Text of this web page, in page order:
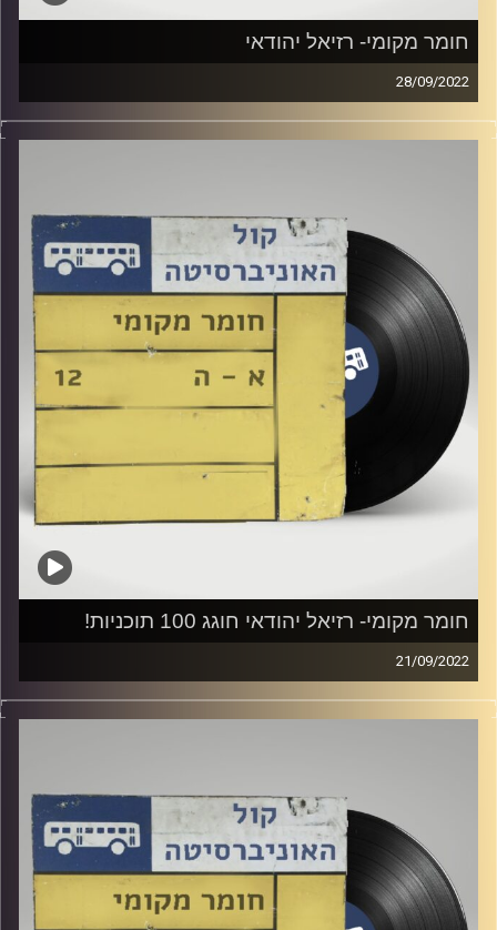
חומר מקומי- רזיאל יהודאי
28/09/2022
שעה של מוזיקה ישראלית עם רזיאל יהודאי
חומר מקומי- רזיאל יהודאי חוגג 100 תוכניות!
21/09/2022
שעה של מוזיקה ישראלית עם רזיאל יהודאי
קרדיט תמונות:
Elior Buchnik